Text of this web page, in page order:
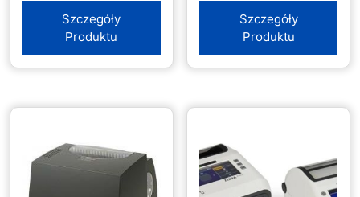
Szczegóły
Produktu
Szczegóły
Produktu